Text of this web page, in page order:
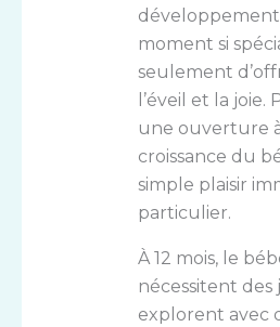
moment si
seulement
l’éveil et la
une ouverture
croissance du
simple plaisir
particulier.
À 12 mois, le
nécessitent
explorent avec